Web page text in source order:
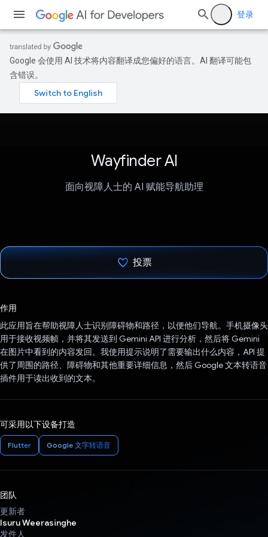
登录
Google 会使用 AI 技术将内容翻译成您偏好的语言。AI 翻译可能包
含错误。
Wayfinder AI
面向视障人士的 AI 赋能导航助理
投票
作用
此应用旨在帮助视障人士识别障碍物和路径，以便他们导航。手机摄像头
用于接收视频帧，并将其发送到 Gemini API 进行分析，然后将 Gemini
在图片中看到的内容发回。我使用提示说明了需要输出什么内容，API 提
供了周围的路径、障碍物和其他重要详细信息，然后 Google 文本转语音
插件用于读出收到的文本。
可采用以下设备打造
Flutter Google 文字转语音
团队
更新者
Isuru Weerasinghe
发件人